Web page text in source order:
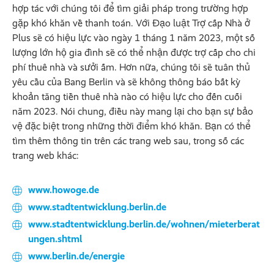
hợp tác với chúng tôi để tìm giải pháp trong trường hợp
gặp khó khăn về thanh toán. Với Đạo luật Trợ cấp Nhà ở
Plus sẽ có hiệu lực vào ngày 1 tháng 1 năm 2023, một số
lượng lớn hộ gia đình sẽ có thể nhận được trợ cấp cho chi
phí thuê nhà và sưởi ấm. Hơn nữa, chúng tôi sẽ tuân thủ
yêu cầu của Bang Berlin và sẽ không thông báo bất kỳ
khoản tăng tiền thuê nhà nào có hiệu lực cho đến cuối
năm 2023. Nói chung, điều này mang lại cho bạn sự bảo
vệ đặc biệt trong những thời điểm khó khăn. Bạn có thể
tìm thêm thông tin trên các trang web sau, trong số các
trang web khác:
www.howoge.de
www.stadtentwicklung.berlin.de
www.stadtentwicklung.berlin.de/wohnen/mieterberat
ungen.shtml
www.berlin.de/energie